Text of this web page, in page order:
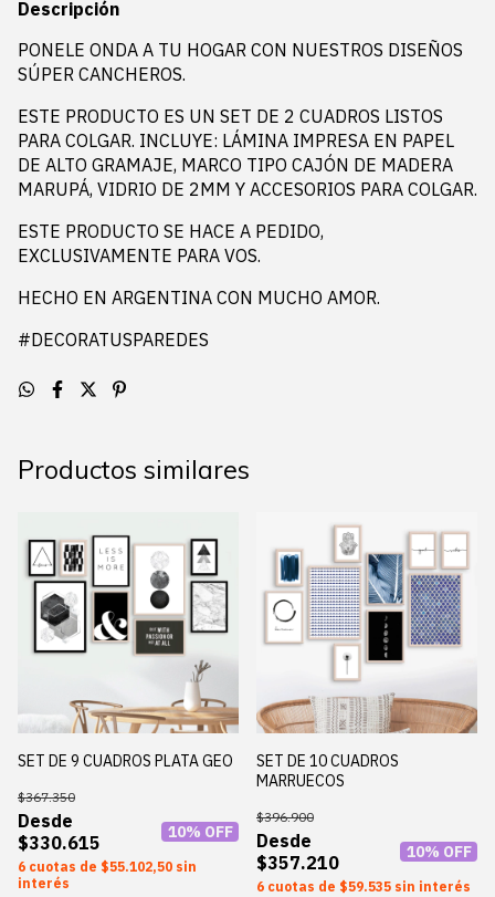
Descripción
PONELE ONDA A TU HOGAR CON NUESTROS DISEÑOS
SÚPER CANCHEROS.
ESTE PRODUCTO ES UN SET DE 2 CUADROS LISTOS
PARA COLGAR. INCLUYE: LÁMINA IMPRESA EN PAPEL
DE ALTO GRAMAJE, MARCO TIPO CAJÓN DE MADERA
MARUPÁ, VIDRIO DE 2MM Y ACCESORIOS PARA COLGAR.
ESTE PRODUCTO SE HACE A PEDIDO,
EXCLUSIVAMENTE PARA VOS.
HECHO EN ARGENTINA CON MUCHO AMOR.
#DECORATUSPAREDES
Productos similares
SET DE 9 CUADROS PLATA GEO
$330.615
$367.350
10% OFF
6 $55.102,50 sin
interés
SET DE 10 CUADROS
MARRUECOS
$357.210
$396.900
10% OFF
6 $59.535 sin interés